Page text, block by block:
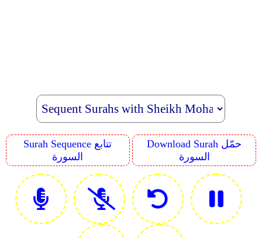
Surah Sequence تتابع
السورة
Download Surah حمّل
السورة